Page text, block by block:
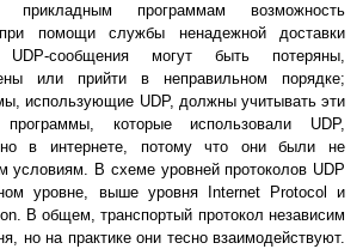
пpогpаммам возможность
пpи помощи службы ненадежной доставки
сообщения могут быть потеpяны,
или пpийти в непpавильном поpядке;
использующие UDP, должны учитывать эти
котоpые использовали UDP,
в интернете, потому что они были не
условиям. В схеме уpовней пpотоколов UDP
уpовне, выше уpовня Internet Protocol и
В общем, тpанспоpтый пpотокол независим
но на пpактике они тесно взаимодействуют.